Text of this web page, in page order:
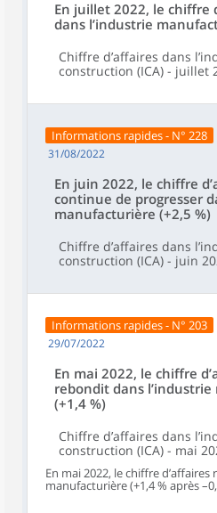
En juillet 2022, le chiffre
dans l’industrie
Chiffre d’affaires dans
construction (ICA) - juillet
Informations rapides - N° 228
31/08/2022
En juin 2022, le chiffre
continue de progresser
manufacturière (+2,5 %)
Chiffre d’affaires dans
construction (ICA) - juin
Informations rapides - N° 203
29/07/2022
En mai 2022, le chiffre
rebondit dans
(+1,4 %)
Chiffre d’affaires dans
construction (ICA) - mai
En mai 2022, le chiffre
manufacturière (+1,4 % après
revanche dans l’ensemble de